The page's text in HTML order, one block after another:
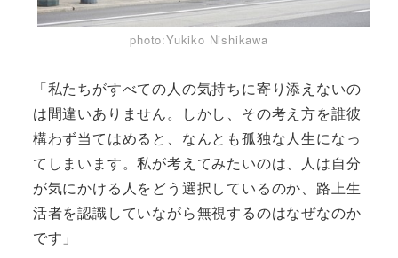
photo:Yukiko Nishikawa
「私たちがすべての人の気持ちに寄り添えないの
は間違いありません。しかし、その考え方を誰彼
構わず当てはめると、なんとも孤独な人生になっ
てしまいます。私が考えてみたいのは、人は自分
が気にかける人をどう選択しているのか、路上生
活者を認識していながら無視するのはなぜなのか
です」